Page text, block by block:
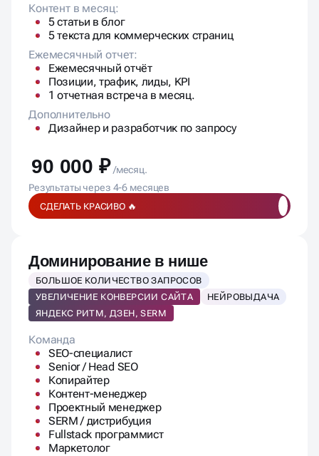
Контент в месяц:
5 статьи в блог
5 текста для коммерческих страниц
Ежемесячный отчет:
Ежемесячный отчёт
Позиции, трафик, лиды, KPI
1 отчетная встреча в месяц.
Дополнительно
Дизайнер и разработчик по запросу
90 000 ₽ /месяц.
Результаты через 4-6 месяцев
СДЕЛАТЬ КРАСИВО 🔥
Доминирование в нише
БОЛЬШОЕ КОЛИЧЕСТВО ЗАПРОСОВ
УВЕЛИЧЕНИЕ КОНВЕРСИИ САЙТА
НЕЙРОВЫДАЧА
ЯНДЕКС РИТМ, ДЗЕН, SERM
Команда
SEO-специалист
Senior / Head SEO
Копирайтер
Контент-менеджер
Проектный менеджер
SERM / дистрибуция
Fullstack программист
Маркетолог